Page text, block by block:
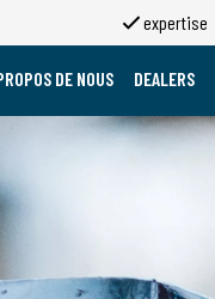
expertise
Marques
DE NOUS
A propos de nous
DEALERS